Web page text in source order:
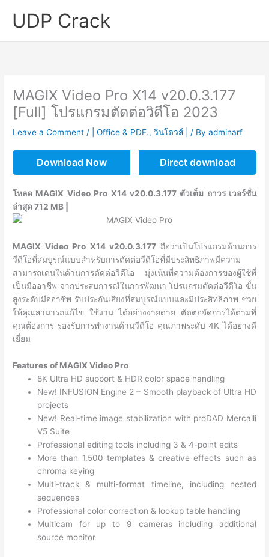
UDP Crack
MAGIX Video Pro X14 v20.0.3.177
[Full] โปรแกรมตัดต่อวิดีโอ 2023
Leave a Comment / | Office & PDF.,วินโดวส์ | / Byadminarf
Download Now Direct download
โหลด MAGIX Video Pro X14 v20.0.3.177 ตัวเต็ม ถาวร เวอร์ชั่น
ล่าสุด 712 MB |
MAGIX Video Pro X14 v20.0.3.177 ถือว่าเป็นโปรแกรมด้านการ
วีดีโอที่สมบูรณ์แบบสำหรับการตัดต่อวีดีโอที่มีประสิทธิภาพมีความ
สามารถเด่นในด้านการตัดต่อวีดีโอ มุ่งเน้นที่ความต้องการของผู้ใช้ที่
เป็นมืออาชีพ จากประสบการณ์ในการพัฒนา โปรแกรมตัดต่อวีดีโอ ขั้น
สูงระดับมืออาชีพ รับประกันเสียงที่สมบูรณ์แบบและมีประสิทธิภาพ ช่วย
ให้คุณสามารถแก้ไข ใช้งาน ได้อย่างง่ายดาย ตัดต่อจัดการได้ตามที่
คุณต้องการ รองรับการทำงานด้านวีดีโอ คุณภาพระดับ 4K ได้อย่างดี
เยี่ยม
Features of MAGIX Video Pro
8K Ultra HD support & HDR color space handling
New! INFUSION Engine 2 – Smooth playback of Ultra HD
projects
New! Real-time image stabilization with proDAD Mercalli
V5 Suite
Professional editing tools including 3 & 4-point edits
More than 1,500 templates & creative effects such as
chroma keying
Multi-track & multi-format timeline, including nested
sequences
Professional color correction & lookup table handling
Multicam for up to 9 cameras including additional
source monitor